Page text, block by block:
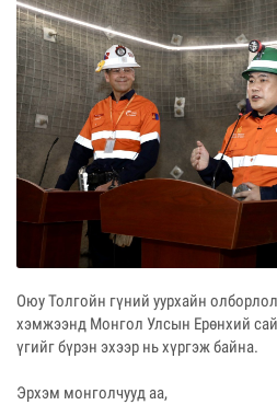
Оюу Толгойн гүний уурхайн
хэмжээнд Монгол Улсын Ерөнхий
үгийг бүрэн эхээр нь хүргэж байна.
Эрхэм монголчууд аа,